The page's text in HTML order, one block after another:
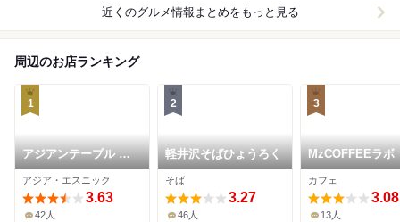
近くのグルメ情報まとめをもっと見る
周辺のお店ランキング
1
アジアンテーブル モ
ンカイ
アジア・エスニック
3.63
42人
2
軽井沢そばひょうろく
そば
3.27
46人
3
MzCOFFEEラボ
カフェ
3.08
13人